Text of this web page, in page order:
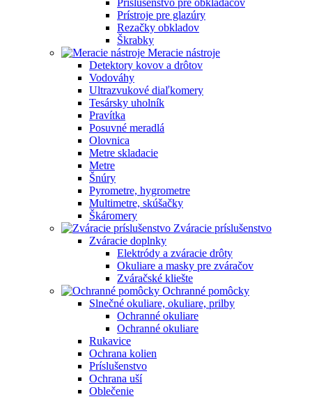
Prístroje pre glazúry
Rezačky obkladov
Škrabky
Meracie nástroje
Detektory kovov a drôtov
Vodováhy
Ultrazvukové diaľkomery
Tesársky uholník
Pravítka
Posuvné meradlá
Olovnica
Metre skladacie
Metre
Šnúry
Pyrometre, hygrometre
Multimetre, skúšačky
Škáromery
Zváracie príslušenstvo
Zváracie doplnky
Elektródy a zváracie drôty
Okuliare a masky pre zváračov
Zváračské kliešte
Ochranné pomôcky
Slnečné okuliare, okuliare, prilby
Ochranné okuliare
Ochranné okuliare
Rukavice
Ochrana kolien
Príslušenstvo
Ochrana uší
Oblečenie